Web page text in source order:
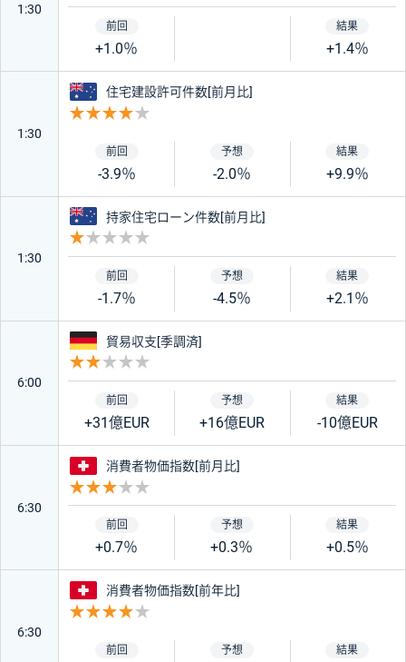
1:30
+1.0％ +1.4％
1:30
オーストラリア
住宅建設許可件数[前月比]
-3.9％ -2.0％ +9.9％
1:30
オーストラリア
持家住宅ローン件数[前月比]
-1.7％ -4.5％ +2.1％
6:00
ドイツ
貿易収支[季調済]
+31億EUR +16億EUR -10億EUR
6:30
スイス
消費者物価指数[前月比]
+0.7％ +0.3％ +0.5％
6:30
スイス
消費者物価指数[前年比]